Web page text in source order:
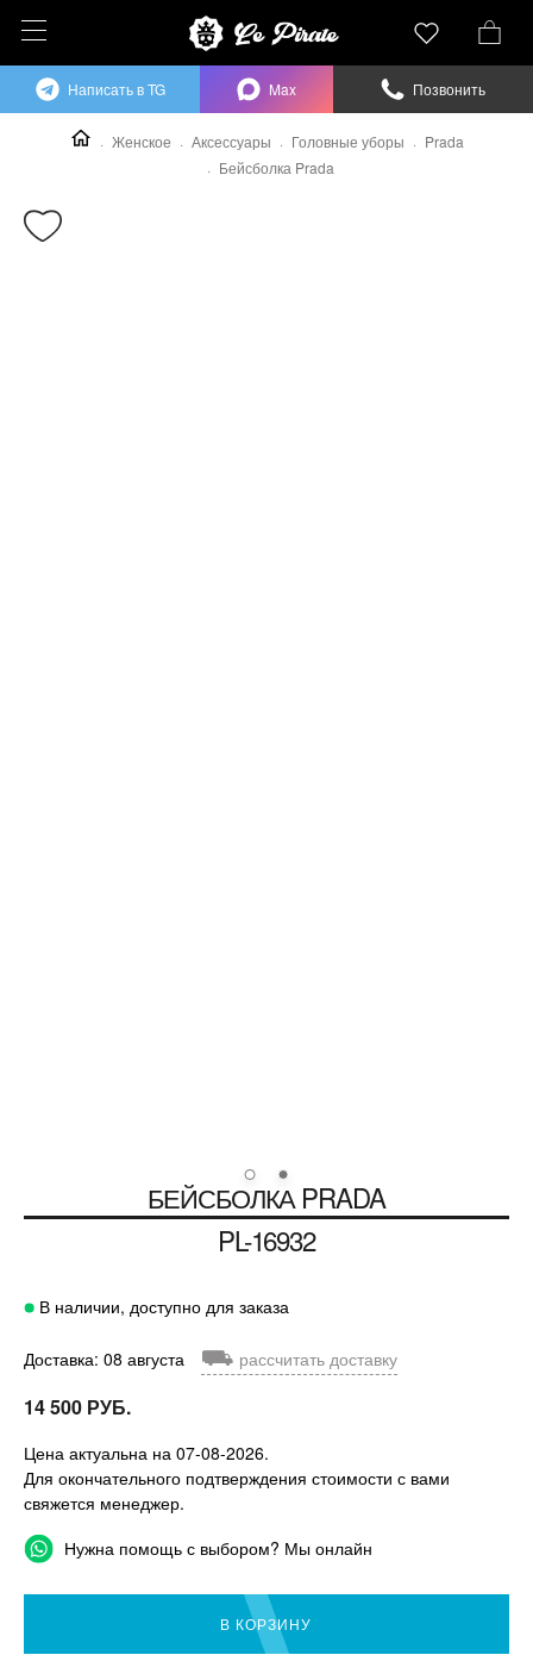
Женское Аксессуары Головные уборы
Prada
Бейсболка Prada
БЕЙСБОЛКА PRADA
PL-16932
В наличии, доступно для заказа
Доставка: 08 августа ⛟ рассчитать доставку
14 500 РУБ.
Цена актуальна на 07-08-2026.
Для окончательного подтверждения стоимости с вами
свяжется менеджер.
Нужна помощь с выбором? Мы онлайн
В КОРЗИНУ
Написать в TG Max Позвонить